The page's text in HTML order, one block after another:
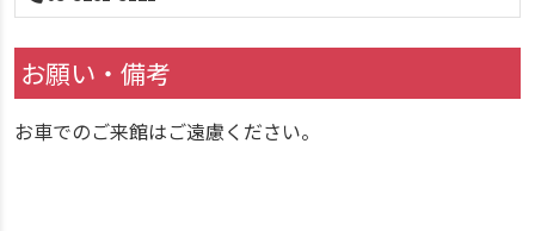
お願い・備考
お車でのご来館はご遠慮ください。